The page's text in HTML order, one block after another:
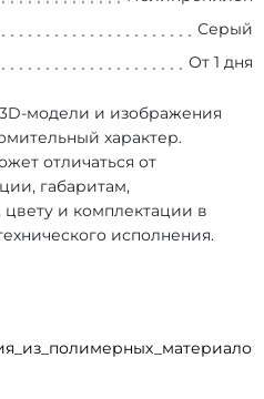
Серый
От 1 дня
модели и изображения
характер.
отличаться от
габаритам,
и комплектации в
исполнения.